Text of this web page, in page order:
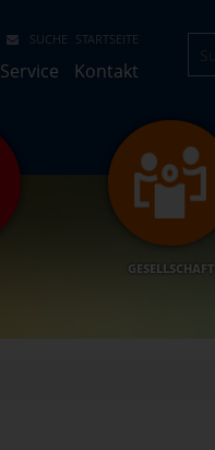
SUCHE STARTSEITE
Service Kontakt
GESELLSCHAFT